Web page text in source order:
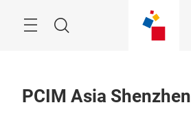
PCIM Asia Shenzhen